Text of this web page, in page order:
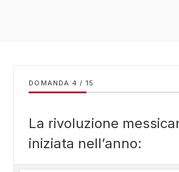
DOMANDA / 15
La rivoluzione
iniziata nell’anno: